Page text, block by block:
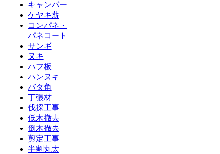
キャンバー
ケヤキ薪
コンパネ・
パネコート
サンギ
ヌキ
ハフ板
ハンヌキ
バタ角
丁張材
伐採工事
低木撤去
倒木撤去
剪定工事
半割丸太